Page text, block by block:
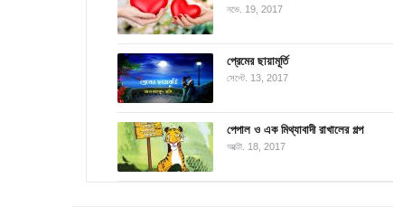
নভে. 19, 2017
প্রেমের ছায়ামূর্তি
সেপ্টে. 13, 2017
পেপাল ও এক মিথ্যাবাদী রাখালের গল্প
অক্টো. 18, 2017